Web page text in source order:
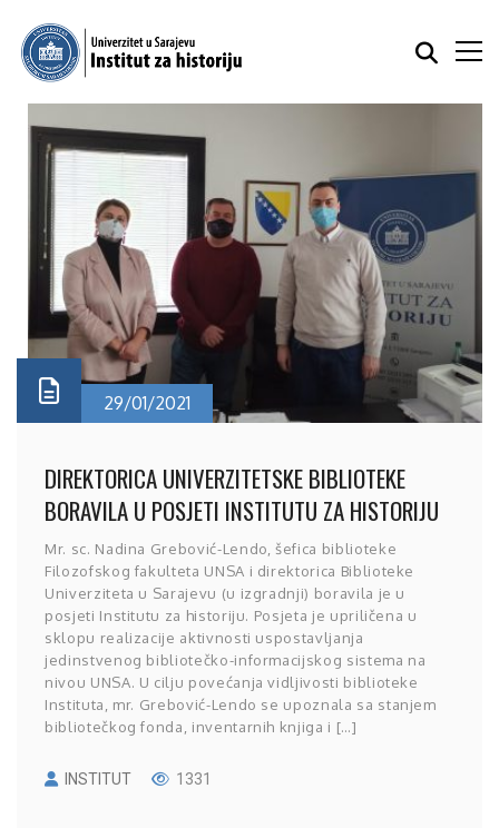
29/01/2021
DIREKTORICA UNIVERZITETSKE BIBLIOTEKE
BORAVILA U POSJETI INSTITUTU ZA HISTORIJU
Mr. sc. Nadina Grebo­vić-Lendo, šefica biblioteke
Filozofskog fakulteta UNSA i direktorica Biblioteke
Univerziteta u Sarajevu (u izgradnji) boravila je u
posjeti Institutu za historiju. Posjeta je upriličena u
sklopu realizacije aktivnosti uspostavljanja
jedinstvenog bibliotečko-informacijskog sistema na
nivou UNSA. U cilju povećanja vidljivosti biblioteke
Instituta, mr. Grebović-Lendo se upoznala sa stanjem
bibliotečkog fonda, inventarnih knjiga i […]
INSTITUT 1331